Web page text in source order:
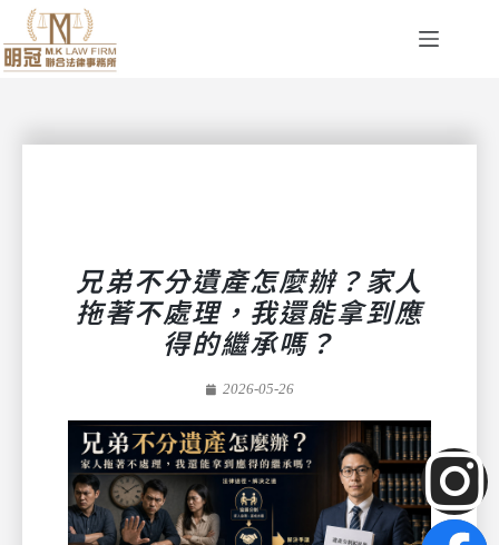
兄弟不分遺產怎麼辦？家人
拖著不處理，我還能拿到應
得的繼承嗎？
2026-05-26